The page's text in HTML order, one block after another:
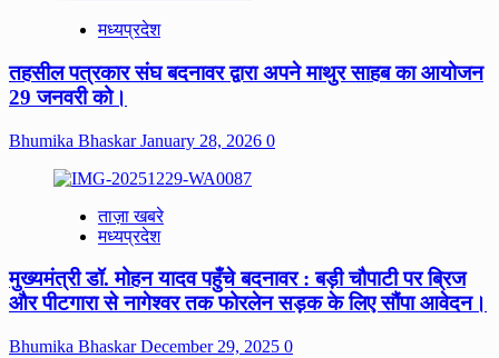
मध्यप्रदेश
तहसील पत्रकार संघ बदनावर द्वारा अपने माथुर साहब का आयोजन
29 जनवरी को।
Bhumika BhaskarJanuary 28, 2026 0
ताज़ा खबरे
मध्यप्रदेश
मुख्यमंत्री डॉ. मोहन यादव पहुँचे बदनावर : बड़ी चौपाटी पर ब्रिज
और पीटगारा से नागेश्वर तक फोरलेन सड़क के लिए सौंपा आवेदन।
Bhumika BhaskarDecember 29, 2025 0